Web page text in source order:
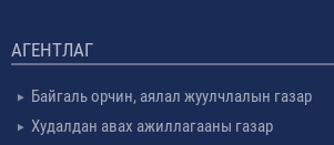
АГЕНТЛАГ
Байгаль орчин, аялал жуулчлалын газар
Худалдан авах ажиллагааны газар